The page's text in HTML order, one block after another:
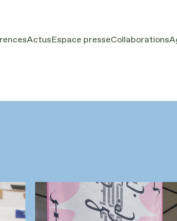
Actus Espace presseCollaborations